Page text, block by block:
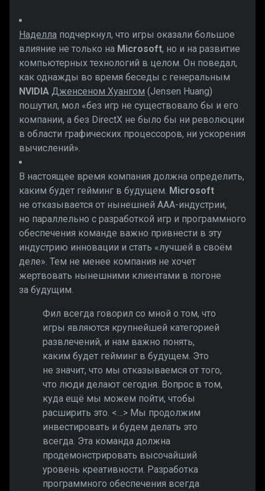
Наделла подчеркнул, что игры оказали большое
влияние не только на Microsoft, но и на развитие
компьютерных технологий в целом. Он поведал,
как однажды во время беседы с генеральным
NVIDIA Дженсеном Хуангом (Jensen Huang)
пошутил, мол «без игр не существовало бы и его
компании, а без DirectX не было бы ни революции
в области графических процессоров, ни ускорения
вычислений».
В настоящее время компания должна определить,
каким будет гейминг в будущем. Microsoft
не отказывается от нынешней ААА-индустрии,
но параллельно с разработкой игр и программного
обеспечения команде важно привнести в эту
индустрию инновации и стать «лучшей в своём
деле». Тем не менее компания не хочет
жертвовать нынешними клиентами в погоне
за будущим.
Фил всегда говорил со мной о том, что
игры являются крупнейшей категорией
развлечений, и нам важно понять,
каким будет гейминг в будущем. Это
не значит, что мы отказываемся от того,
что люди делают сегодня. Вопрос в том,
куда ещё мы можем пойти, чтобы
расширить это. <…> Мы продолжим
инвестировать и будем делать это
всегда. Эта команда должна
продемонстрировать высочайший
уровень креативности. Разработка
программного обеспечения всегда